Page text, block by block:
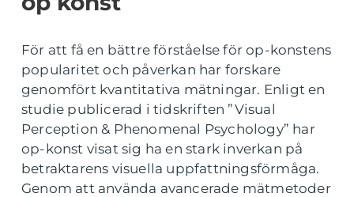
För att få en bättre förståelse för op-konstens
popularitet och påverkan har forskare
genomfört kvantitativa mätningar. Enligt en
studie publicerad i tidskriften ”Visual
Perception & Phenomenal Psychology” har
op-konst visat sig ha en stark inverkan på
betraktarens visuella uppfattningsförmåga.
Genom att använda avancerade mätmetoder